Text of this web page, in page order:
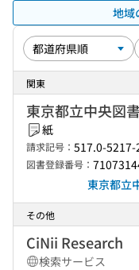
地域
関東
東京都立中央図
紙
請求記号： 517.0-5217-
図書登録番号：
東京都立
その他
CiNii Research
検索サービス